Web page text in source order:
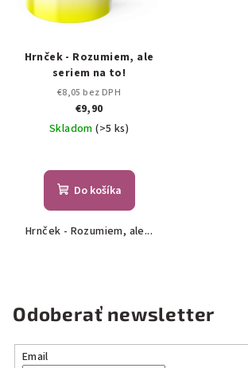
Hrnček - Rozumiem, ale
seriem na to!
€8,05 bez DPH
€9,90
Skladom(>5 ks)
Do košíka
Hrnček - Rozumiem, ale...
Odoberať newsletter
Email